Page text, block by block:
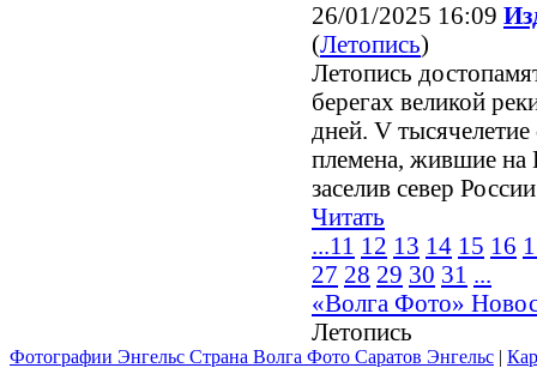
26/01/2025 16:09
(Летопись)
Летопись
берегах великой
дней. V
племена, жившие на
заселив север
Читать
...11 12 13 14 15 16
27 28 29 30 31 ...
«Волга Фото»
Летопись
Фотографии Энгельс Страна Волга Фото Саратов Энгельс |